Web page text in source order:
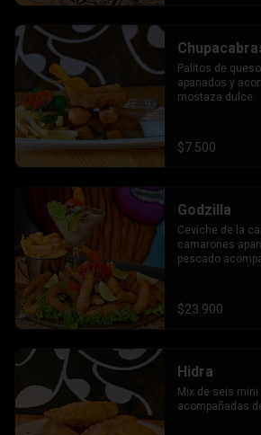
Palitos de
apanados y
mostaza dulce.
$7.500
Godzilla
Ceviche de la
camarones
pescado
$23.900
Hidra
Mix de seis
acompañadas